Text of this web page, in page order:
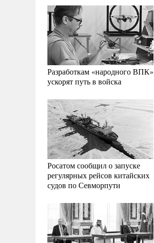
Разработкам «народного ВПК»
ускорят путь в войска
Росатом сообщил о запуске
регулярных рейсов китайских
судов по Севморпути